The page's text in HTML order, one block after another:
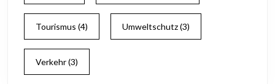
Tourismus (4) Umweltschutz(3)
Verkehr(3)